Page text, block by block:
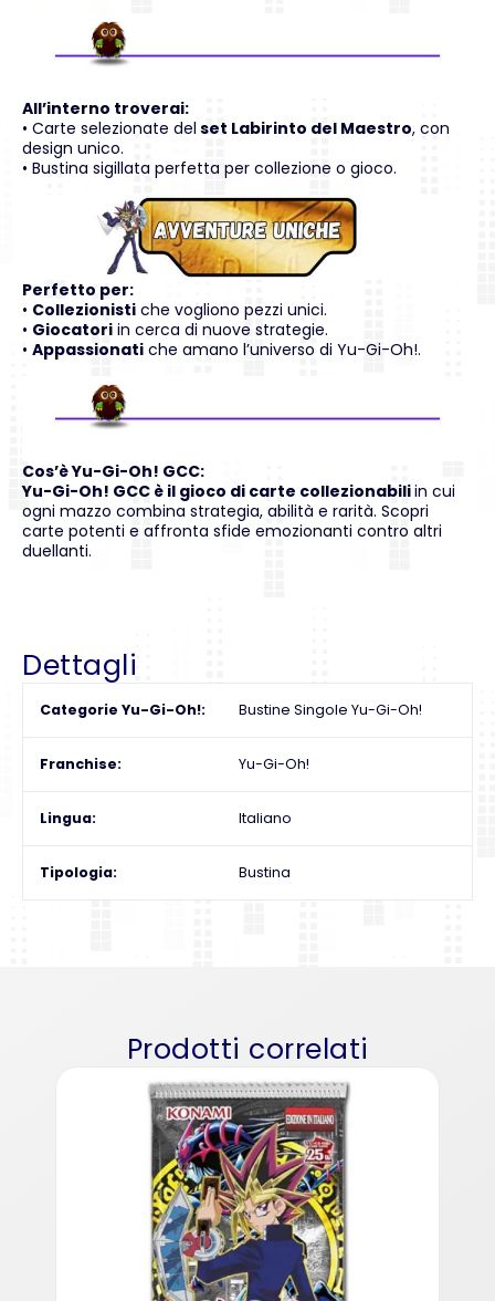
All’interno troverai:
• Carte selezionate del set Labirinto del Maestro, con
design unico.
• Bustina sigillata perfetta per collezione o gioco.
Perfetto per:
• Collezionisti che vogliono pezzi unici.
• Giocatori in cerca di nuove strategie.
• Appassionati che amano l’universo di Yu-Gi-Oh!.
Cos’è Yu-Gi-Oh! GCC:
Yu-Gi-Oh! GCC è il gioco di carte collezionabiliin cui
ogni mazzo combina strategia, abilità e rarità. Scopri
carte potenti e affronta sfide emozionanti contro altri
duellanti.
Dettagli
Categorie Yu-Gi-Oh! Bustine Singole Yu-Gi-Oh!
Franchise Yu-Gi-Oh!
Lingua Italiano
Tipologia Bustina
Prodotti correlati